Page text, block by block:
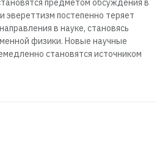
предметом обсуждения в
эвереттизм постепенно теряет
в науке, становясь
физики. Новые научные
становятся источником